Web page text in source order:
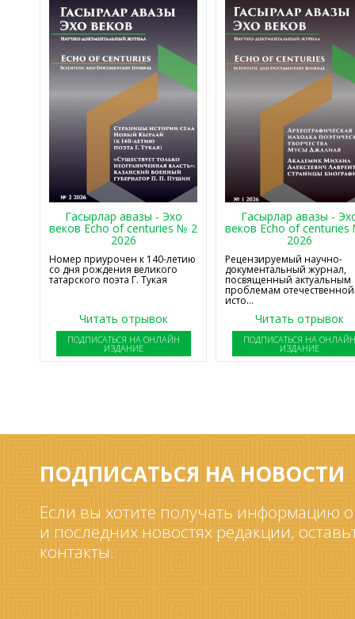
Гасырлар авазы - Эхо
веков Echo of centuries № 2
2026
Номер приурочен к 140-летию
со дня рождения великого
татарского поэта Г. Тукая
Читать отрывок
ПОДПИСАТЬСЯ НА ОНЛАЙН
ИЗДАНИЕ
Гасырлар авазы -
веков Echo of
2026
Рецензируемый научно-
документальный журнал,
посвященный актуальным
проблемам отечественной
исто...
Читать отрывок
ПОДПИСАТЬСЯ НА
ИЗДАНИЕ
ПОДПИСАТЬСЯ НА НОВОСТИ
Если вы хотите получать информацию
и последних новостях редакции,
контакты.